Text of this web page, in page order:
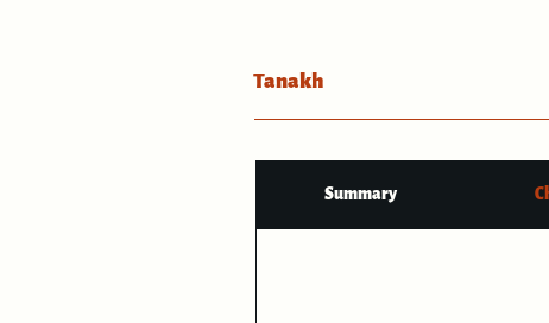
Tanakh
Summary